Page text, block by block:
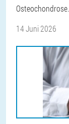
Osteochondrose.
14 Juni 2026